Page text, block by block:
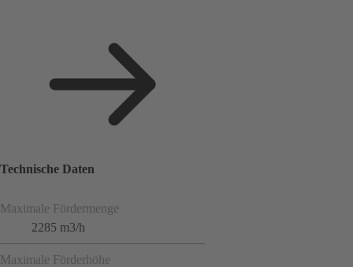
Technische Daten
Maximale Fördermenge
2285 m3/h
Maximale Förderhöhe